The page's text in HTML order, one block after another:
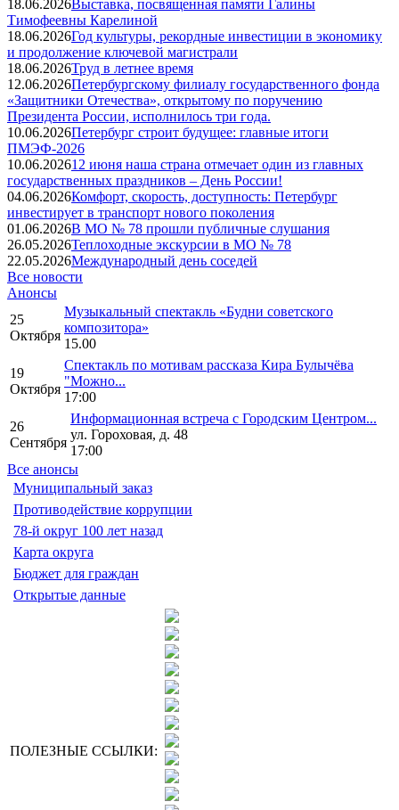
18.06.2026Выставка, посвященная памяти Галины
Тимофеевны Карелиной
18.06.2026Год культуры, рекордные инвестиции в экономику
и продолжение ключевой магистрали
18.06.2026Труд в летнее время
12.06.2026Петербургскому филиалу государственного фонда
«Защитники Отечества», открытому по поручению
Президента России, исполнилось три года.
10.06.2026Петербург строит будущее: главные итоги
ПМЭФ-2026
10.06.202612 июня наша страна отмечает один из главных
государственных праздников – День России!
04.06.2026Комфорт, скорость, доступность: Петербург
инвестирует в транспорт нового поколения
01.06.2026В МО № 78 прошли публичные слушания
26.05.2026Теплоходные экскурсии в МО № 78
22.05.2026Международный день соседей
Все новости
Анонсы
25
Октября
Музыкальный спектакль «Будни советского
композитора»
15.00
19
Октября
Спектакль по мотивам рассказа Кира Булычёва
"Можно...
17:00
26
Сентября
Информационная встреча с Городским Центром...
ул. Гороховая, д. 48
17:00
Все анонсы
Муниципальный заказ
Противодействие коррупции
78-й округ 100 лет назад
Карта округа
Бюджет для граждан
Открытые данные
ПОЛЕЗНЫЕ ССЫЛКИ: